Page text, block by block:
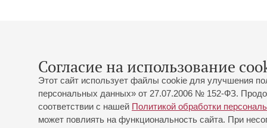
Согласие на использование
Этот сайт использует файлы cookie для улучшения
персональных данных» от 27.07.2006 № 152-ФЗ.
соответствии с нашей Политикой обработки
может повлиять на функциональность сайта. При